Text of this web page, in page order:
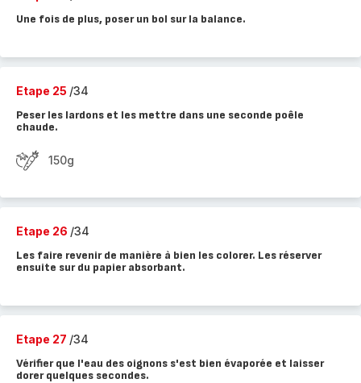
Une fois de plus, poser un bol sur la balance.
Etape 25 /34
Peser les lardons et les mettre dans une seconde poêle
chaude.
150g
Etape 26 /34
Les faire revenir de manière à bien les colorer. Les réserver
ensuite sur du papier absorbant.
Etape 27 /34
Vérifier que l'eau des oignons s'est bien évaporée et laisser
dorer quelques secondes.